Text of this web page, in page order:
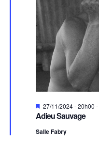
Adieu Sauvage
Mis
en
avant
27/11/2024 - 20h00 -
Salle Fabry